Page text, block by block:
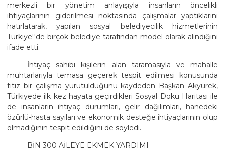
merkezli bir yönetim anlayışıyla insanların öncelikli
ihtiyaçlarının giderilmesi noktasında çalışmalar yaptıklarını
hatırlatarak, yapılan sosyal belediyecilik hizmetlerinin
Türkiye''de birçok belediye tarafından model olarak alındığını
ifade etti.
İhtiyaç sahibi kişilerin alan taramasıyla ve mahalle
muhtarlarıyla temasa geçerek tespit edilmesi konusunda
titiz bir çalışma yürütüldüğünü kaydeden Başkan Akyürek,
Türkiyede ilk kez hayata geçirdikleri Sosyal Doku Haritası ile
de insanların ihtiyaç durumları, gelir dağılımları, hanedeki
özürlü-hasta sayıları ve ekonomik desteğe ihtiyaçlarının olup
olmadığının tespit edildiğini de söyledi.
BİN 300 AİLEYE EKMEK YARDIMI